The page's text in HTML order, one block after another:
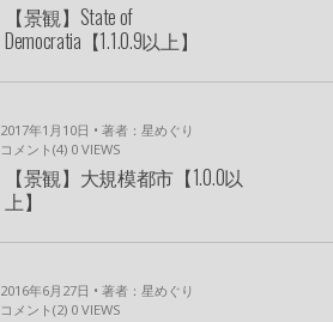
【景観】State of
Democratia【1.1.0.9以上】
2017年1月10日 • 著者：星めぐり
コメント(4) 0 VIEWS
【景観】大規模都市【1.0.0以
上】
2016年6月27日 • 著者：星めぐり
コメント(2) 0 VIEWS